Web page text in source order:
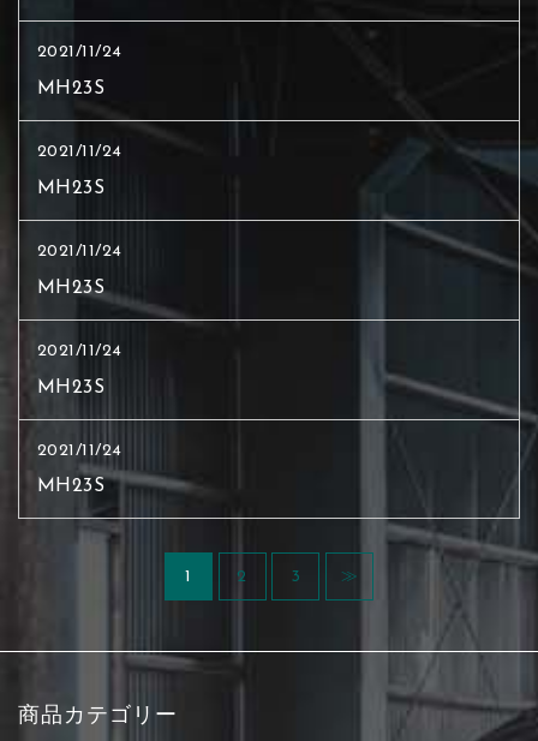
2021/11/24
MH23S
2021/11/24
MH23S
2021/11/24
MH23S
2021/11/24
MH23S
2021/11/24
MH23S
1 2 3 ≫
商品カテゴリー